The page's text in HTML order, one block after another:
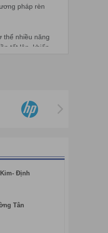
trời
pháp rèn
thể nhiều năng
tốt lên, khiến
Định
Tân